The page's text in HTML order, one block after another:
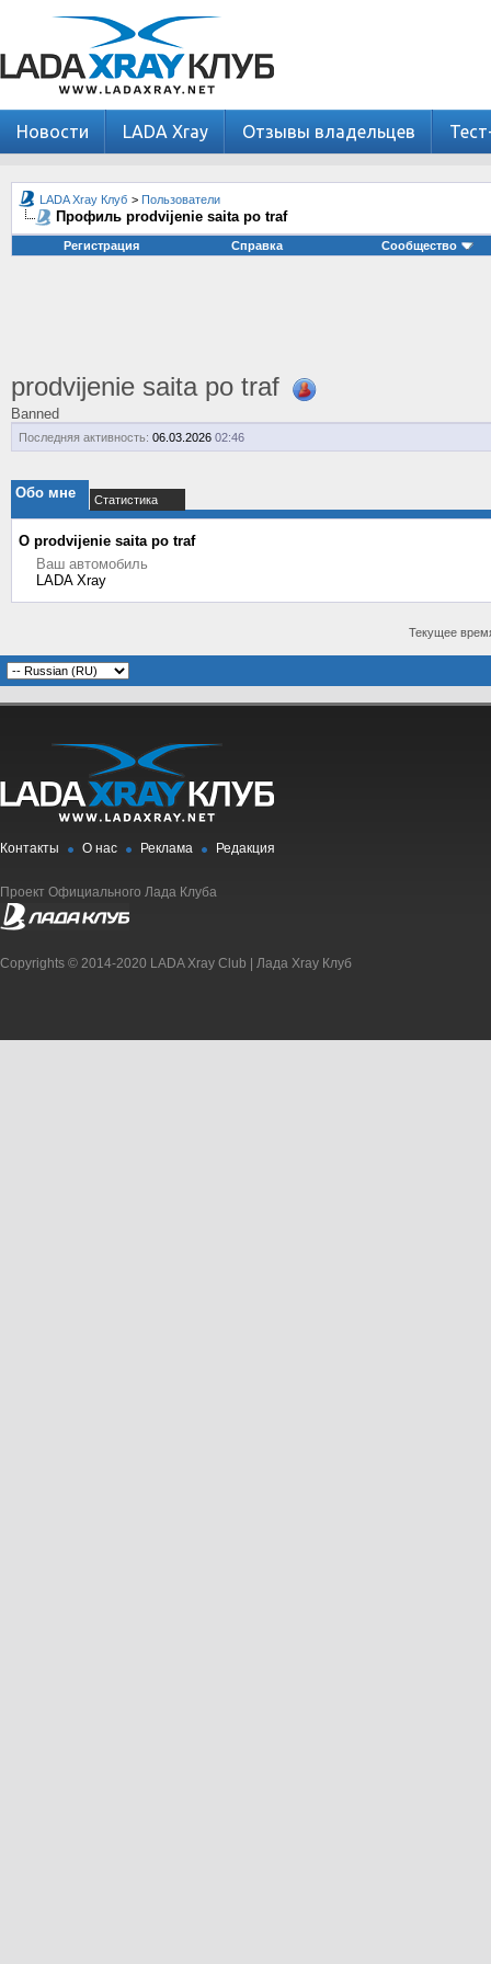
Новости LADA Xray Отзывы владельцев
LADA Xray Клуб > Пользователи
Профиль prodvijenie saita po traf
Регистрация Справка Сообщество
prodvijenie saita po traf
Banned
Последняя активность: 06.03.2026 02:46
Обо мне Статистика
О prodvijenie saita po traf
Ваш автомобиль
LADA Xray
Текущее
Контакты О нас Реклама Редакция
Проект Официального Лада Клуба
Copyrights © 2014-2020 LADA Xray Club | Лада Xray Клуб